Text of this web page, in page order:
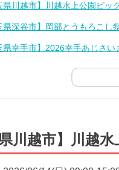
県川越市】川越水上公園ビッ
県深谷市】岡部とうもろこし
県幸手市】2026幸手あじさい
県川越市】川越